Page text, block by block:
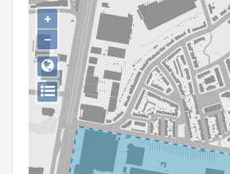
Gebeurtenis
Persoon of collectief
Downloads
Hergebruik
Aanmelden
+
−